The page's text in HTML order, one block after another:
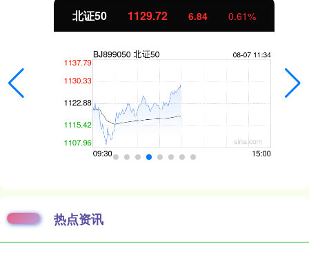
北证50 1129.72 6.84 0.61%
热点资讯